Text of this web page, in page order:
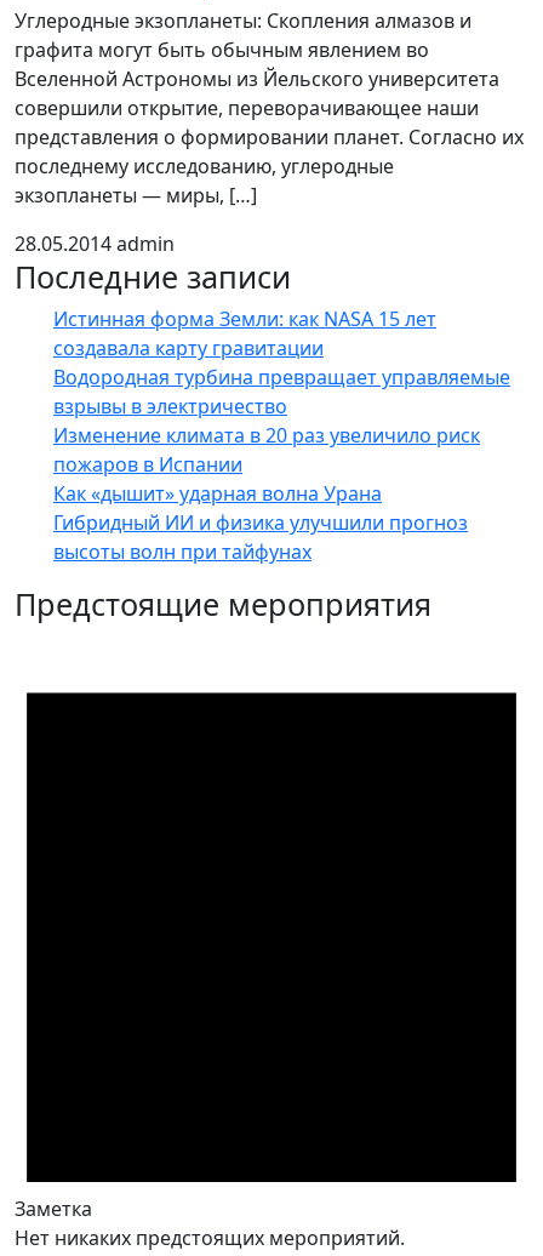
Углеродные экзопланеты: Скопления алмазов и
графита могут быть обычным явлением во
Вселенной Астрономы из Йельского университета
совершили открытие, переворачивающее наши
представления о формировании планет. Согласно их
последнему исследованию, углеродные
экзопланеты — миры, […]
28.05.2014admin
Последние записи
Истинная форма Земли: как NASA 15 лет
создавала карту гравитации
Водородная турбина превращает управляемые
взрывы в электричество
Изменение климата в 20 раз увеличило риск
пожаров в Испании
Как «дышит» ударная волна Урана
Гибридный ИИ и физика улучшили прогноз
высоты волн при тайфунах
Предстоящие мероприятия
Заметка
Нет никаких предстоящих мероприятий.